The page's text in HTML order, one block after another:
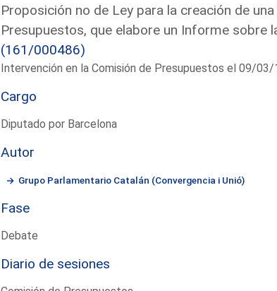
Proposición no de Ley para la creación de
Presupuestos, que elabore un Informe sobre
(161/000486)
Intervención en la Comisión de Presupuestos el 09/03/
Cargo
Diputado por Barcelona
Autor
Grupo Parlamentario Catalán (Convergencia i Unió)
Fase
Debate
Diario de sesiones